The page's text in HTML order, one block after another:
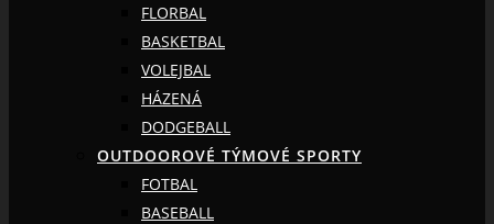
FLORBAL
BASKETBAL
VOLEJBAL
HÁZENÁ
DODGEBALL
OUTDOOROVÉ TÝMOVÉ SPORTY
FOTBAL
BASEBALL